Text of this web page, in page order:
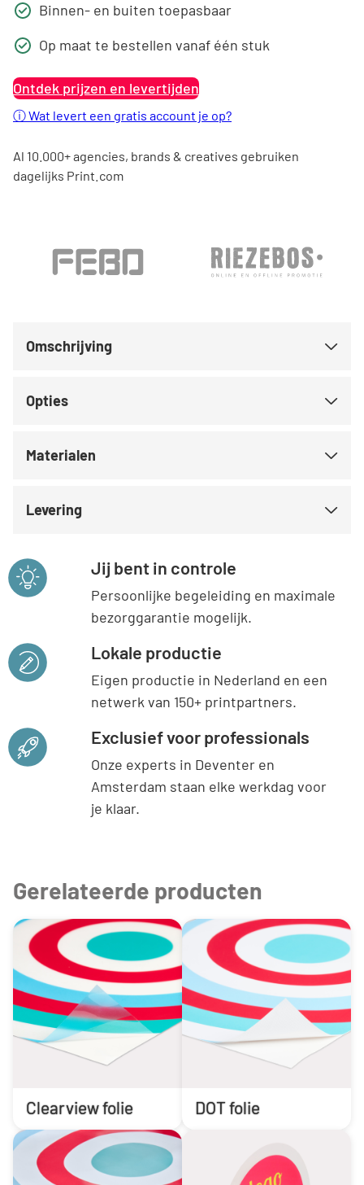
Binnen- en buiten toepasbaar
Op maat te bestellen vanaf één stuk
Ontdek prijzen en levertijden
ⓘWat levert een gratis account je op?
Al 10.000+ agencies, brands & creatives gebruiken
dagelijks Print.com
Omschrijving
Opties
Materialen
Levering
Jij bent in controle
Persoonlijke begeleiding en maximale
bezorggarantie mogelijk.
Lokale productie
Eigen productie in Nederland en een
netwerk van 150+ printpartners.
Exclusief voor professionals
Onze experts in Deventer en
Amsterdam staan elke werkdag voor
je klaar.
Gerelateerde producten
Clearview folie DOT folie